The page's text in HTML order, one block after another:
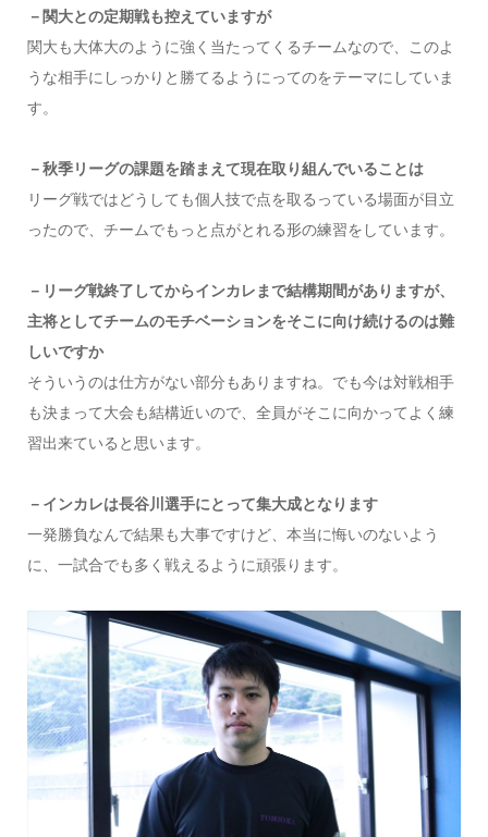
－関大との定期戦も控えていますが
関大も大体大のように強く当たってくるチームなので、このよ
うな相手にしっかりと勝てるようにってのをテーマにしていま
す。
－秋季リーグの課題を踏まえて現在取り組んでいることは
リーグ戦ではどうしても個人技で点を取るっている場面が目立
ったので、チームでもっと点がとれる形の練習をしています。
－リーグ戦終了してからインカレまで結構期間がありますが、
主将としてチームのモチベーションをそこに向け続けるのは難
しいですか
そういうのは仕方がない部分もありますね。でも今は対戦相手
も決まって大会も結構近いので、全員がそこに向かってよく練
習出来ていると思います。
－インカレは長谷川選手にとって集大成となります
一発勝負なんで結果も大事ですけど、本当に悔いのないよう
に、一試合でも多く戦えるように頑張ります。